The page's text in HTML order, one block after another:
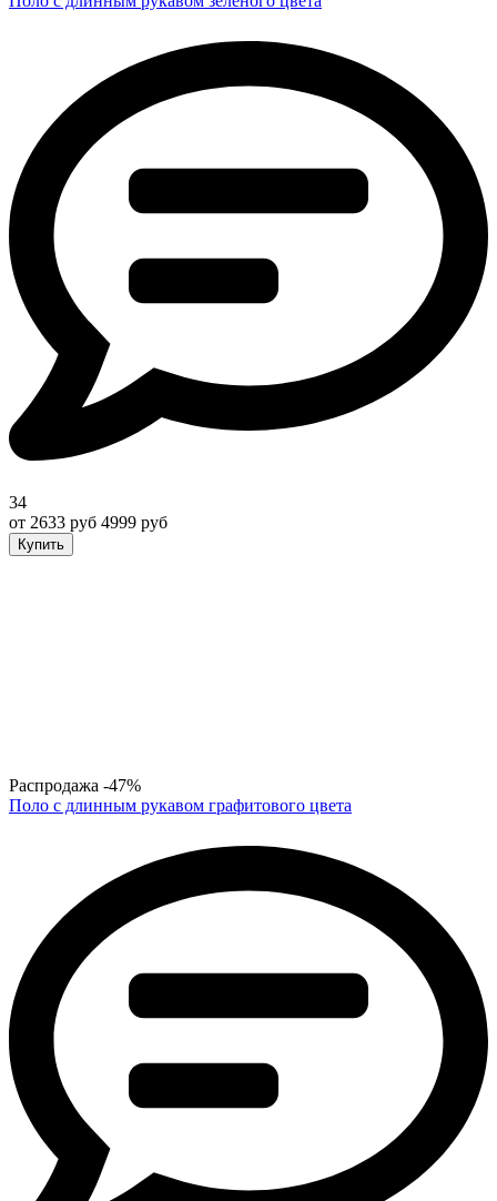
34
от 2633 руб 4999 руб
Купить
Распродажа -47%
Поло с длинным рукавом графитового цвета